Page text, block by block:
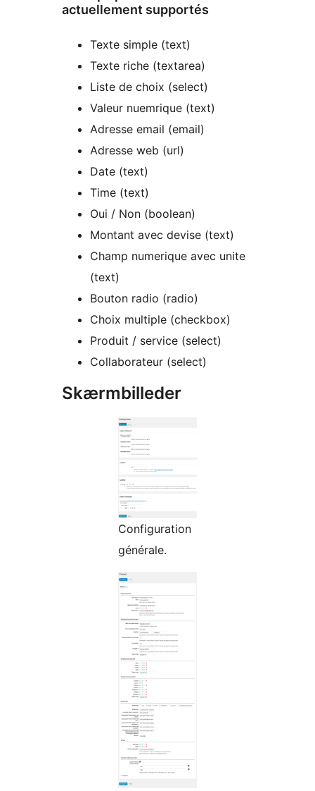
actuellement supportés
Texte simple (text)
Texte riche (textarea)
Liste de choix (select)
Valeur nuemrique (text)
Adresse email (email)
Adresse web (url)
Date (text)
Time (text)
Oui / Non (boolean)
Montant avec devise (text)
Champ numerique avec unite
(text)
Bouton radio (radio)
Choix multiple (checkbox)
Produit / service (select)
Collaborateur (select)
Skærmbilleder
Configuration
générale.